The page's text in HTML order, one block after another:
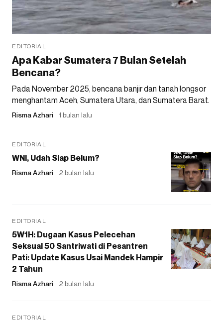
EDITORIAL
Apa Kabar Sumatera 7 Bulan Setelah
Bencana?
Pada November 2025, bencana banjir dan tanah longsor
menghantam Aceh, Sumatera Utara, dan Sumatera Barat.
Risma Azhari 1 bulan lalu
EDITORIAL
WNI, Udah Siap Belum?
Risma Azhari 2 bulan lalu
EDITORIAL
5W1H: Dugaan Kasus Pelecehan
Seksual 50 Santriwati di Pesantren
Pati: Update Kasus Usai Mandek Hampir
2 Tahun
Risma Azhari 2 bulan lalu
EDITORIAL